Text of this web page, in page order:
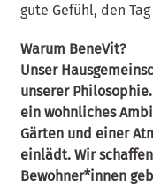
gute Gefühl, den
Warum BeneVit?
Unser
unserer
ein wohnliches
Gärten und einer
einlädt. Wir
Bewohner*innen